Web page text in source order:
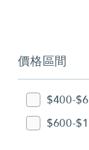
價格區間
$400-
$600-